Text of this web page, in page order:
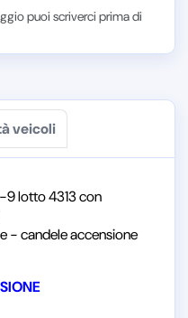
puoi scriverci prima di
veicoli
9 lotto 4313 con
- candele accensione